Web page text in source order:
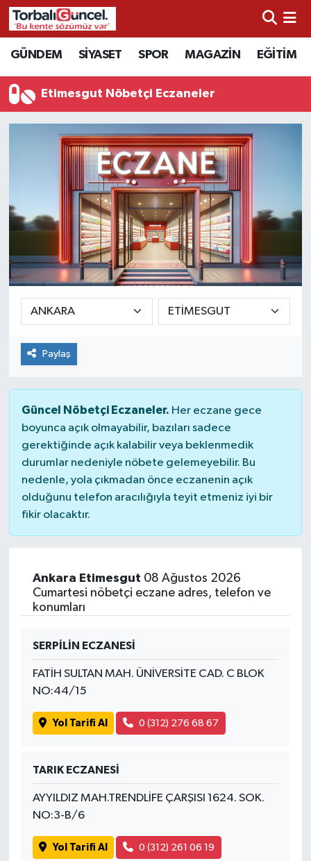
GÜNDEM SİYASET SPOR MAGAZİN EĞİTİM
Etimesgut Nöbetçi Eczaneler
Paylaş
Güncel Nöbetçi Eczaneler. Her eczane gece
boyunca açık olmayabilir, bazıları sadece
gerektiğinde açık kalabilir veya beklenmedik
durumlar nedeniyle nöbete gelemeyebilir. Bu
nedenle, yola çıkmadan önce eczanenin açık
olduğunu telefon aracılığıyla teyit etmeniz iyi bir
fikir olacaktır.
Ankara Etimesgut 08 Ağustos 2026
Cumartesi nöbetçi eczane adres, telefon ve
konumları
SERPİLİN ECZANESİ
FATİH SULTAN MAH. ÜNİVERSİTE CAD. C BLOK
NO:44/15
Yol Tarifi Al 0 (312) 276 68 67
TARIK ECZANESİ
AYYILDIZ MAH.TRENDLİFE ÇARŞISI 1624. SOK.
NO:3-B/6
Yol Tarifi Al 0 (312) 261 06 19
İzmir Nöbetçi Eczaneler
İzmir Hava Durumu
İzmir Namaz Vakitleri
İzmir Trafik Yoğunluk Haritası
Süper Lig Puan Durumu ve Fikstür
Tüm Manşetler
Son Dakika Haberleri
Haber Arşivi